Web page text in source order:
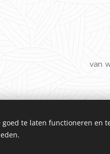
van
te laten functioneren en